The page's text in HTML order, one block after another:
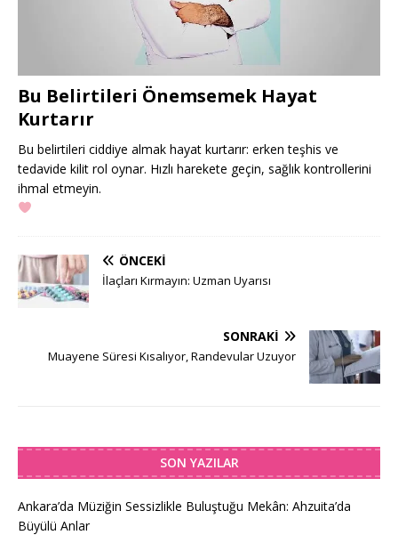
Bu Belirtileri Önemsemek Hayat
Kurtarır
Bu belirtileri ciddiye almak hayat kurtarır: erken teşhis ve
tedavide kilit rol oynar. Hızlı harekete geçin, sağlık kontrollerini
ihmal etmeyin.
ÖNCEKI
İlaçları Kırmayın: Uzman Uyarısı
SONRAKI
Muayene Süresi Kısalıyor, Randevular Uzuyor
SON YAZILAR
Ankara’da Müziğin Sessizlikle Buluştuğu Mekân: Ahzuita’da
Büyülü Anlar